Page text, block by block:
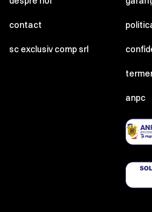
contact
sc exclusiv comp srl
anpc